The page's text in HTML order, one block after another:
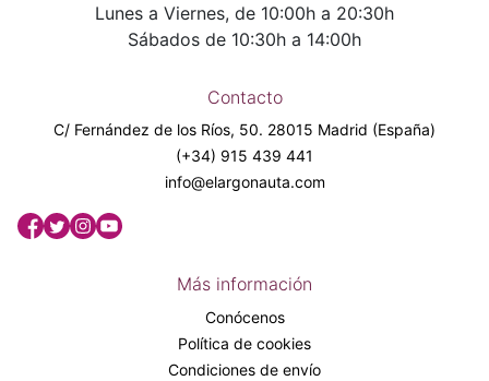
Lunes a Viernes, de 10:00h a 20:30h
Sábados de 10:30h a 14:00h
Contacto
C/ Fernández de los Ríos, 50. 28015 Madrid (España)
(+34) 915 439 441
info@elargonauta.com
Más información
Conócenos
Política de cookies
Condiciones de envío